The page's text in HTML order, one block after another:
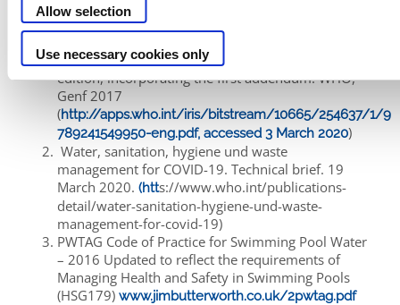
Allow selection
Use necessary cookies only
Referenzen
Guidelines for drinking-water quality, fourth
edition, incorporating the first addendum. WHO,
Genf 2017
(http://apps.who.int/iris/bitstream/10665/254637/1/9
789241549950-eng.pdf, accessed 3 March 2020)
Water, sanitation, hygiene und waste
management for COVID-19. Technical brief. 19
March 2020. (htts://www.who.int/publications-
detail/water-sanitation-hygiene-und-waste-
management-for-covid-19)
PWTAG Code of Practice for Swimming Pool Water
– 2016 Updated to reflect the requirements of
Managing Health and Safety in Swimming Pools
(HSG179) www.jimbutterworth.co.uk/2pwtag.pdf